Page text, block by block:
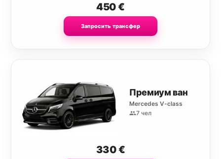
450€
Запросить трансфер
Премиум ван
Mercedes V-class
7 чел
330€